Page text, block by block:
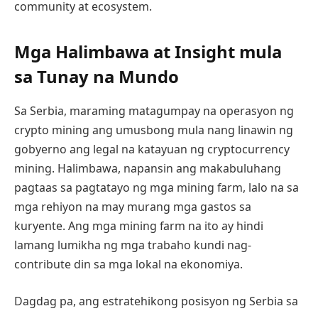
community at ecosystem.
Mga Halimbawa at Insight mula
sa Tunay na Mundo
Sa Serbia, maraming matagumpay na operasyon ng
crypto mining ang umusbong mula nang linawin ng
gobyerno ang legal na katayuan ng cryptocurrency
mining. Halimbawa, napansin ang makabuluhang
pagtaas sa pagtatayo ng mga mining farm, lalo na sa
mga rehiyon na may murang mga gastos sa
kuryente. Ang mga mining farm na ito ay hindi
lamang lumikha ng mga trabaho kundi nag-
contribute din sa mga lokal na ekonomiya.
Dagdag pa, ang estratehikong posisyon ng Serbia sa